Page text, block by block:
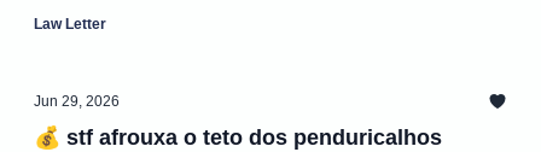
Law Letter
Jun 29, 2026
💰 stf afrouxa o teto dos penduricalhos